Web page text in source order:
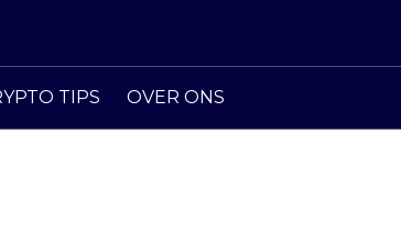
TIPS OVER ONS